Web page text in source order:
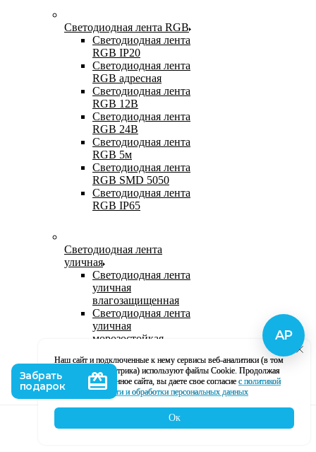
Светодиодная лента RGB
Светодиодная лента
RGB IP20
Светодиодная лента
RGB адресная
Светодиодная лента
RGB 12В
Светодиодная лента
RGB 24В
Светодиодная лента
RGB 5м
Светодиодная лента
RGB SMD 5050
Светодиодная лента
RGB IP65
Светодиодная лента
уличная
Светодиодная лента
уличная
влагозащищенная
Светодиодная лента
уличная
морозостойкая
светодиодная лента
220В
Светодиодная лента
уличная в силиконе
Наш сайт и подключенные к нему сервисы веб-аналитики (в том
числе, Яндекс Метрика) используют файлы Cookie. Продолжая
использование данное сайта, вы даете свое согласие с политикой
кофиденциальности и обработки персональных данных
Ок